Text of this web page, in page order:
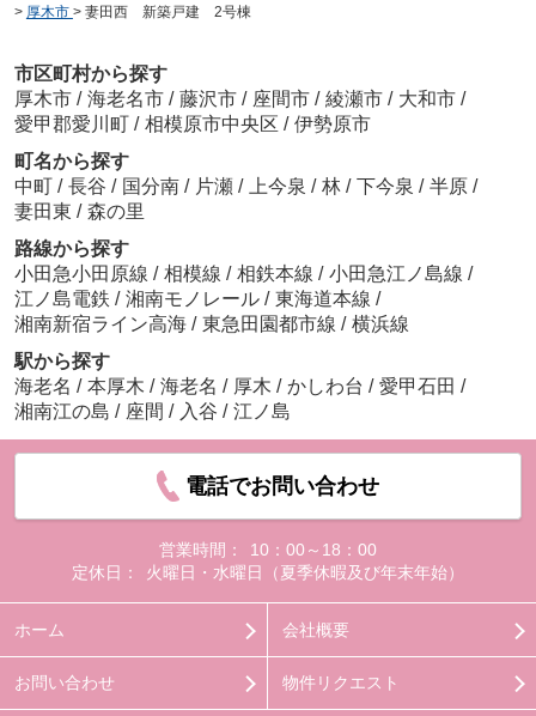
> 厚木市 > 妻田西 新築戸建 2号棟
市区町村から探す
厚木市 / 海老名市 / 藤沢市 / 座間市 / 綾瀬市 / 大和市 /
愛甲郡愛川町 / 相模原市中央区 / 伊勢原市
町名から探す
中町 / 長谷 / 国分南 / 片瀬 / 上今泉 / 林 / 下今泉 / 半原 /
妻田東 / 森の里
路線から探す
小田急小田原線 / 相模線 / 相鉄本線 / 小田急江ノ島線 /
江ノ島電鉄 / 湘南モノレール / 東海道本線 /
湘南新宿ライン高海 / 東急田園都市線 / 横浜線
駅から探す
海老名 / 本厚木 / 海老名 / 厚木 / かしわ台 / 愛甲石田 /
湘南江の島 / 座間 / 入谷 / 江ノ島
電話でお問い合わせ
営業時間：
10：00～18：00
定休日：
火曜日・水曜日（夏季休暇及び年末年始）
ホーム 会社概要
お問い合わせ 物件リクエスト